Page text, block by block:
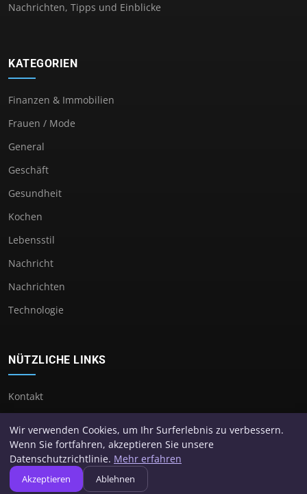
Nachrichten, Tipps und Einblicke
KATEGORIEN
Finanzen & Immobilien
Frauen / Mode
General
Geschäft
Gesundheit
Kochen
Lebensstil
Nachricht
Nachrichten
Technologie
NÜTZLICHE LINKS
Kontakt
© 2026 Kai Uwe Bielefeld. Alle Rechte vorbehalten.
Über uns Impressum
Wir verwenden Cookies, um Ihr Surferlebnis zu verbessern.
Wenn Sie fortfahren, akzeptieren Sie unsere
Datenschutzrichtlinie. Mehr erfahren
Akzeptieren Ablehnen